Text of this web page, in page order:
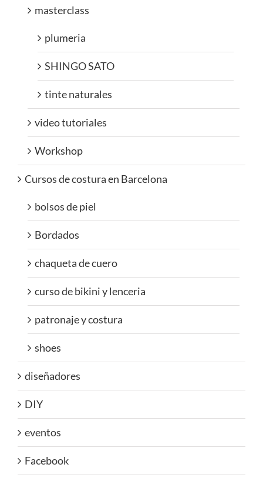
masterclass
plumeria
SHINGO SATO
tinte naturales
video tutoriales
Workshop
Cursos de costura en Barcelona
bolsos de piel
Bordados
chaqueta de cuero
curso de bikini y lenceria
patronaje y costura
shoes
diseñadores
DIY
eventos
Facebook